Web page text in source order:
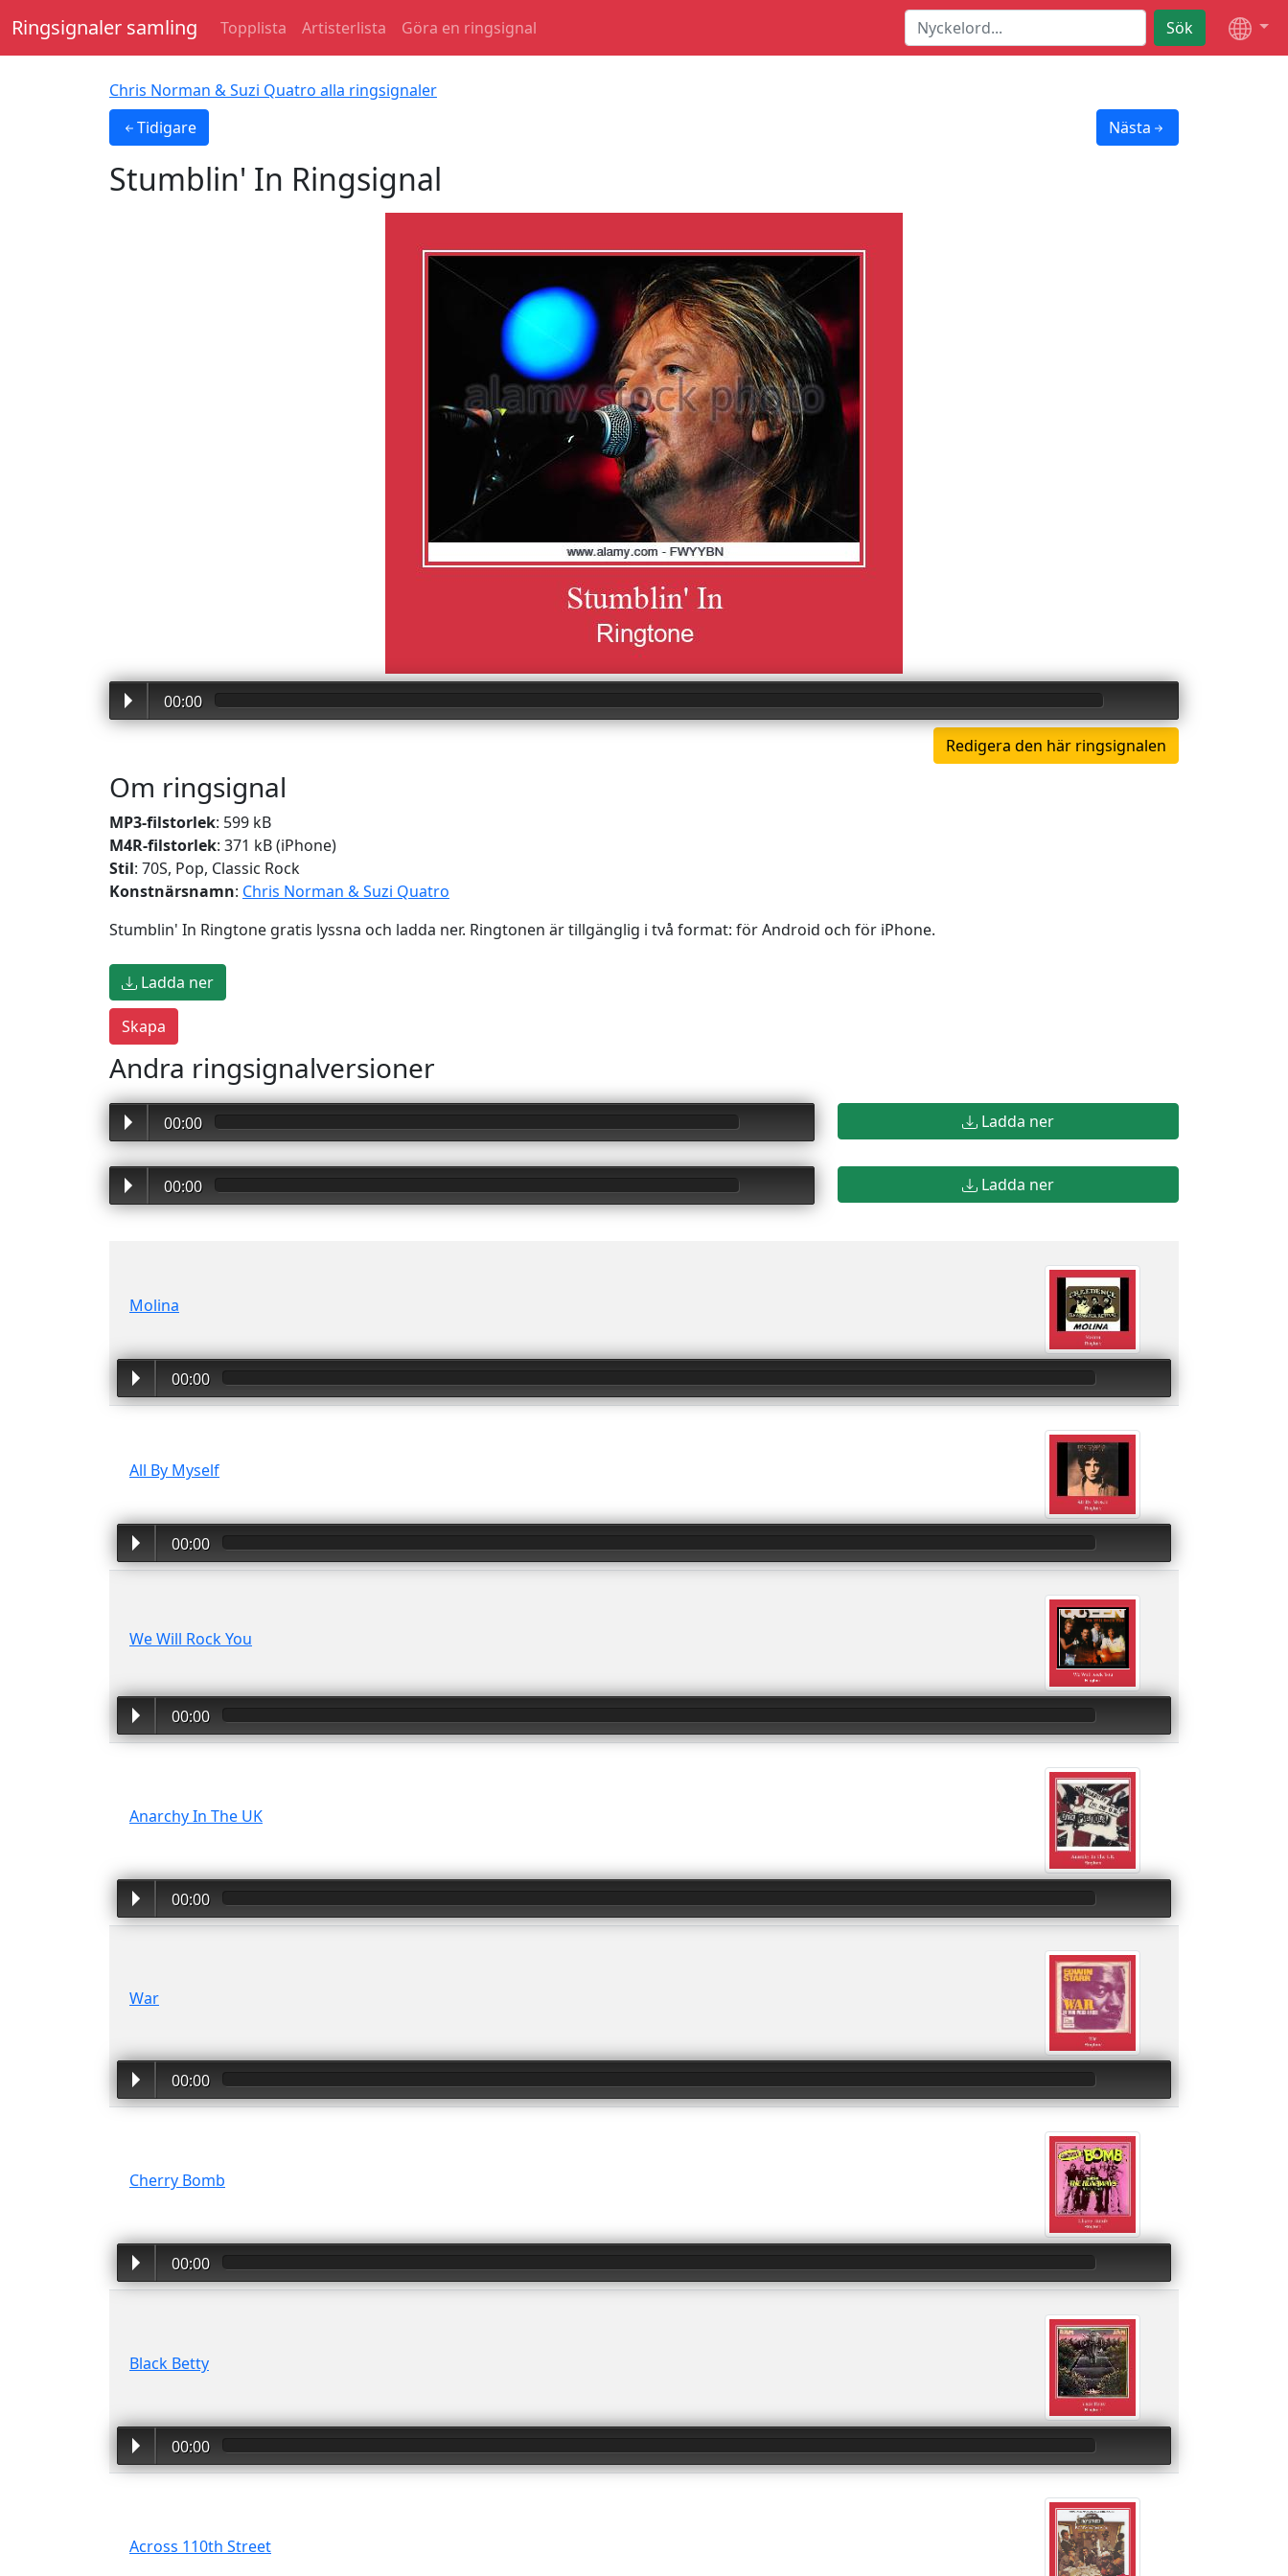
Ringsignaler samling Topplista Artisterlista Göra en ringsignal Sök
Chris Norman & Suzi Quatro alla ringsignaler
Tidigare
Nästa
Stumblin' In Ringsignal
00:00
Om ringsignal
MP3-filstorlek: 599 kB
M4R-filstorlek: 371 kB (iPhone)
Stil: 70S, Pop, Classic Rock
Konstnärsnamn: Chris Norman & Suzi Quatro
Stumblin' In Ringtone gratis lyssna och ladda ner. Ringtonen är tillgänglig i två format: för Android och för iPhone.
Ladda ner
Andra ringsignalversioner
00:00 Ladda ner
00:00 Ladda ner
Molina
00:00
All By Myself
00:00
We Will Rock You
00:00
Anarchy In The UK
00:00
War
00:00
Cherry Bomb
00:00
Black Betty
00:00
Across 110th Street